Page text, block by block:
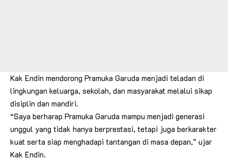
Kak Endin mendorong Pramuka Garuda menjadi teladan di
lingkungan keluarga, sekolah, dan masyarakat melalui sikap
disiplin dan mandiri.
“Saya berharap Pramuka Garuda mampu menjadi generasi
unggul yang tidak hanya berprestasi, tetapi juga berkarakter
kuat serta siap menghadapi tantangan di masa depan,” ujar
Kak Endin.